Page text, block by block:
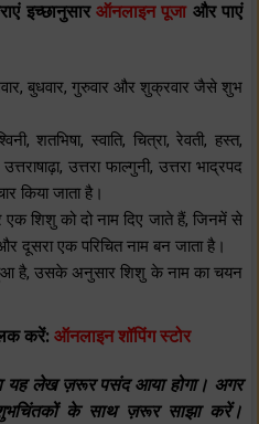
इच्छानुसारऑनलाइन पूजा और पाएं
बुधवार, गुरुवार और शुक्रवार जैसे शुभ
शतभिषा, स्वाति, चित्रा, रेवती, हस्त,
उत्तरा फाल्गुनी, उत्तरा भाद्रपद
किया जाता है।
शिशु को दो नाम दिए जाते हैं, जिनमें से
दूसरा एक परिचित नाम बन जाता है।
है, उसके अनुसार शिशु के नाम का चयन
करें: ऑनलाइन शॉपिंग स्टोर
यह लेख ज़रूर पसंद आया होगा। अगर
के साथ ज़रूर साझा करें।